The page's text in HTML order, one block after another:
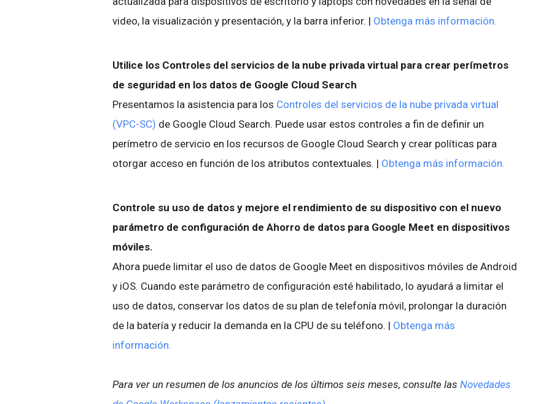
video, la visualización y presentación, y la barra inferior. | Obtenga más información.
Utilice los Controles del servicios de la nube privada virtual para crear perímetros
de seguridad en los datos de Google Cloud Search
Presentamos la asistencia para los Controles del servicios de la nube privada virtual
(VPC-SC) de Google Cloud Search. Puede usar estos controles a fin de definir un
perímetro de servicio en los recursos de Google Cloud Search y crear políticas para
otorgar acceso en función de los atributos contextuales. | Obtenga más información.
Controle su uso de datos y mejore el rendimiento de su dispositivo con el nuevo
parámetro de configuración de Ahorro de datos para Google Meet en dispositivos
móviles.
Ahora puede limitar el uso de datos de Google Meet en dispositivos móviles de Android
y iOS. Cuando este parámetro de configuración esté habilitado, lo ayudará a limitar el
uso de datos, conservar los datos de su plan de telefonía móvil, prolongar la duración
de la batería y reducir la demanda en la CPU de su teléfono. | Obtenga más
información.
Para ver un resumen de los anuncios de los últimos seis meses, consulte las Novedades